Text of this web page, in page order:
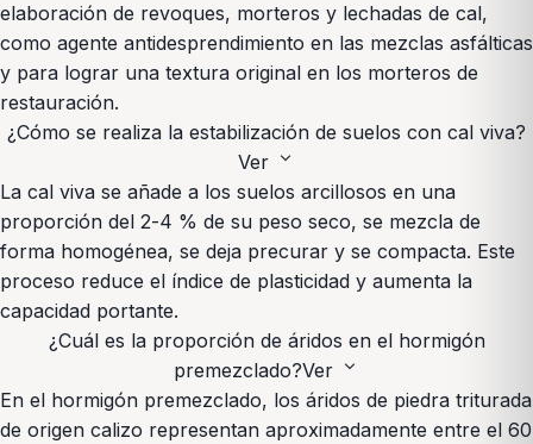
elaboración de revoques, morteros y lechadas de cal,
como agente antidesprendimiento en las mezclas asfálticas
y para lograr una textura original en los morteros de
restauración.
¿Cómo se realiza la estabilización de suelos con cal viva?
Ver expand_more
La cal viva se añade a los suelos arcillosos en una
proporción del 2-4 % de su peso seco, se mezcla de
forma homogénea, se deja precurar y se compacta. Este
proceso reduce el índice de plasticidad y aumenta la
capacidad portante.
¿Cuál es la proporción de áridos en el hormigón
premezclado?Ver expand_more
En el hormigón premezclado, los áridos de piedra triturada
de origen calizo representan aproximadamente entre el 60